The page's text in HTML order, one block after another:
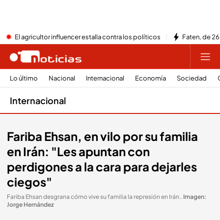
El agricultor influencer estalla contra los políticos Faten, de
Lo último Nacional Internacional Economía Sociedad
Internacional
Fariba Ehsan, en vilo por su familia
en Irán: "Les apuntan con
perdigones a la cara para dejarles
ciegos"
Fariba Ehsan desgrana cómo vive su familia la represión en Irán.. Imagen:
Jorge Hernández